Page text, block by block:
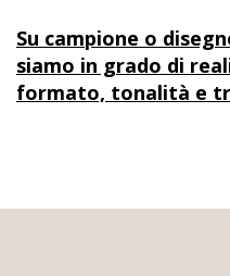
Salon
international
du
Su campione o
siamo in grado di
formato, tonalità e